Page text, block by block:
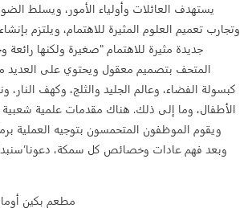
يستهدف العائلات وأولياء الأمور، ويسلط
وتجارب تعميم العلوم المثيرة للاهتمام، ويلتزم
جديدة مثيرة للاهتمام "صغيرة ولكنها رائعة
المتحف بتصميم معقول ويحتوي على العديد
كبسولة الفضاء، وعالم الجليد والثلج، وكهف النار،
الأطفال، وما إلى ذلك. هناك مقدمات علمية شعبية
ويقوم الموظفون المتحمسون بتوجيه العملية
وبعد فهم عادات وخصائص كل سمكة،